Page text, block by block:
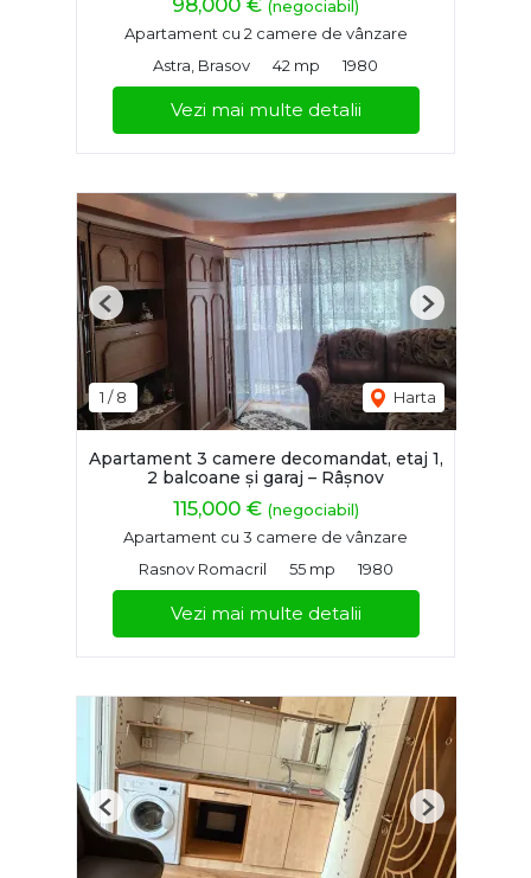
98,000 € (negociabil)
Apartament cu 2 camere de vânzare
Astra, Brasov
42 mp 1980
Vezi mai multe detalii
1 /8 Harta
Previous Next
Apartament 3 camere decomandat, etaj 1,
2 balcoane și garaj – Râșnov
115,000 € (negociabil)
Apartament cu 3 camere de vânzare
Rasnov Romacril
55 mp 1980
Vezi mai multe detalii
Previous Next